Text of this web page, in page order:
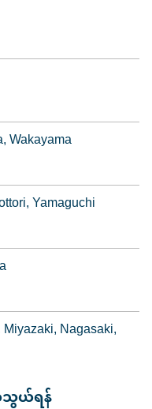
Wakayama
Yamaguchi
Miyazaki Nagasaki
ယ်ရန်